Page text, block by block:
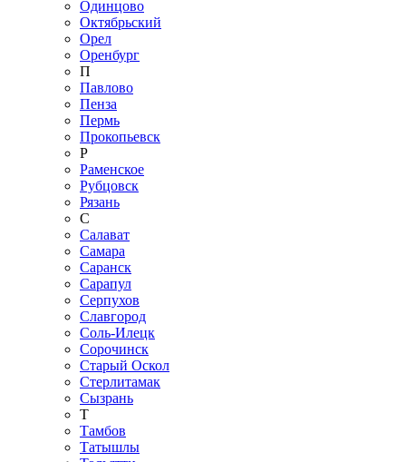
Одинцово
Октябрьский
Орел
Оренбург
П
Павлово
Пенза
Пермь
Прокопьевск
Р
Раменское
Рубцовск
Рязань
С
Салават
Самара
Саранск
Сарапул
Серпухов
Славгород
Соль-Илецк
Сорочинск
Старый Оскол
Стерлитамак
Сызрань
Т
Тамбов
Татышлы